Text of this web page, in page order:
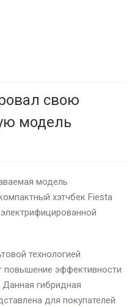
свою
модель
модель
хэтчбек Fiesta
технологией
повышение эффективности
Данная гибридная
для покупателей